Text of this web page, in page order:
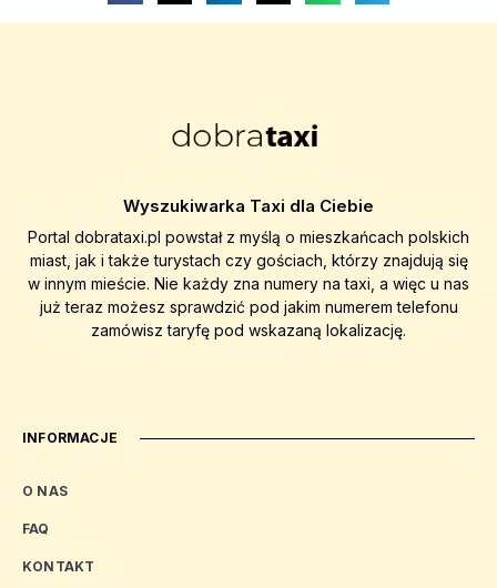
Wyszukiwarka Taxi dla Ciebie
Portal dobrataxi.pl powstał z myślą o mieszkańcach polskich
miast, jak i także turystach czy gościach, którzy znajdują się
w innym mieście. Nie każdy zna numery na taxi, a więc u nas
już teraz możesz sprawdzić pod jakim numerem telefonu
zamówisz taryfę pod wskazaną lokalizację.
INFORMACJE
O NAS
FAQ
KONTAKT